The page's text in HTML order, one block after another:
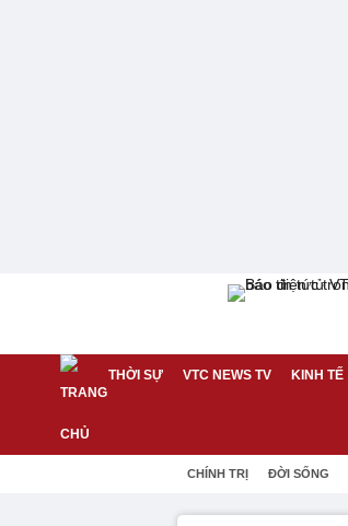
THỜI SỰ VTC NEWS TV KINH TẾ
CHÍNH TRỊ ĐỜI SỐNG